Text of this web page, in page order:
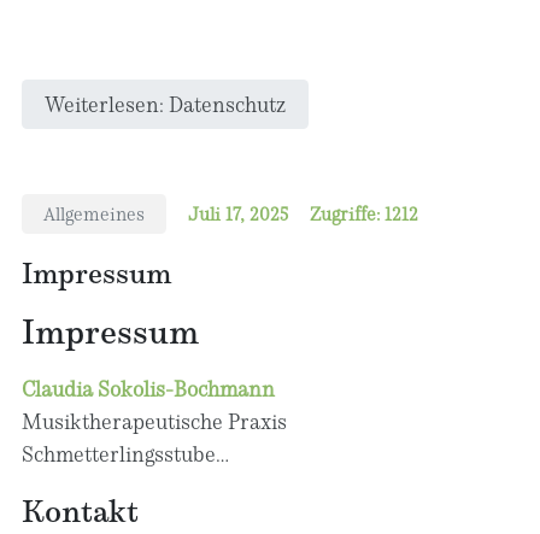
Weiterlesen: Datenschutz
Allgemeines Juli 17, 2025 Zugriffe: 1212
Impressum
Impressum
Claudia Sokolis-Bochmann
Musiktherapeutische Praxis
Schmetterlingsstube
39307 Genthin
Kontakt